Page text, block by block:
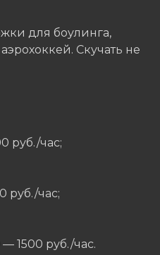
для боулинга,
Скучать не
руб./час;
руб./час;
1500 руб./час.